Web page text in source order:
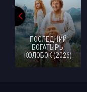
ПОСЛЕДНИЙ
БОГАТЫРЬ.
КОЛОБОК (2026)